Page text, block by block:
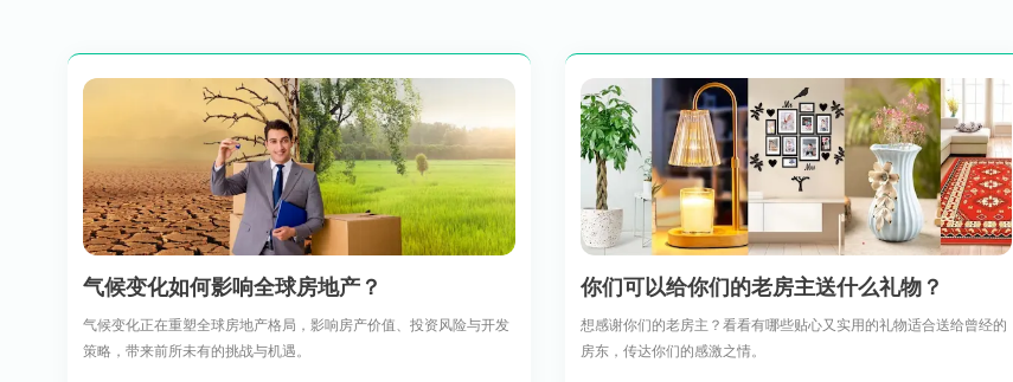
气候变化如何影响全球房地产？
气候变化正在重塑全球房地产格局，影响房产价值、投资风险与开发
策略，带来前所未有的挑战与机遇。
你们可以给你们的老房主送什么礼物？
想感谢你们的老房主？看看有哪些贴心又实用的礼物适合送给曾经的
房东，传达你们的感激之情。